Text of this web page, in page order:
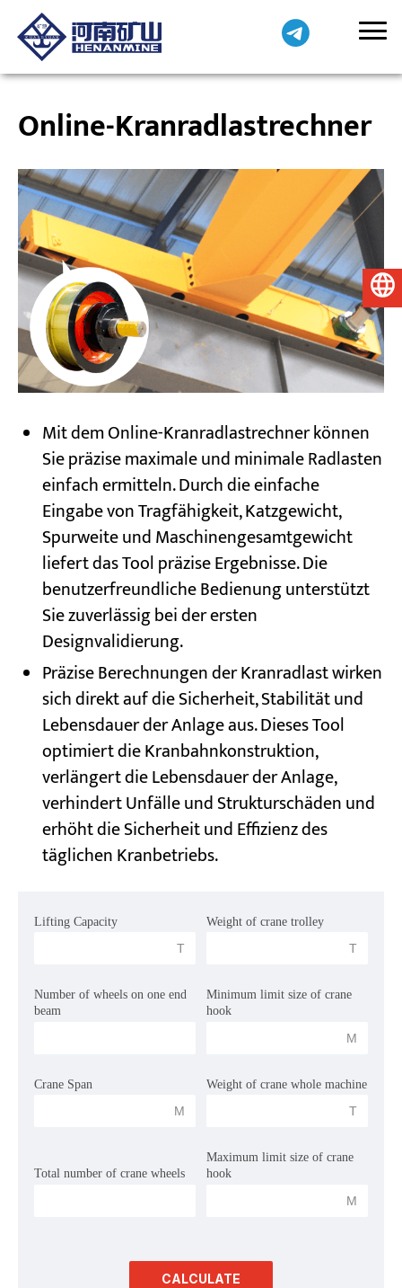
Projekte
Über uns
Online-Kranradlastrechner
Mit dem Online-Kranradlastrechner können
Sie präzise maximale und minimale Radlasten
einfach ermitteln. Durch die einfache
Eingabe von Tragfähigkeit, Katzgewicht,
Spurweite und Maschinengesamtgewicht
liefert das Tool präzise Ergebnisse. Die
benutzerfreundliche Bedienung unterstützt
Sie zuverlässig bei der ersten
Designvalidierung.
Präzise Berechnungen der Kranradlast wirken
sich direkt auf die Sicherheit, Stabilität und
Lebensdauer der Anlage aus. Dieses Tool
optimiert die Kranbahnkonstruktion,
verlängert die Lebensdauer der Anlage,
verhindert Unfälle und Strukturschäden und
erhöht die Sicherheit und Effizienz des
täglichen Kranbetriebs.
Lifting Capacity
T
Weight of crane trolley
T
Number of wheels on one end
beam
Minimum limit size of crane
hook
M
Crane Span
M
Weight of crane whole machine
T
Total number of crane wheels
Maximum limit size of crane
hook
M
CALCULATE
Deutsch